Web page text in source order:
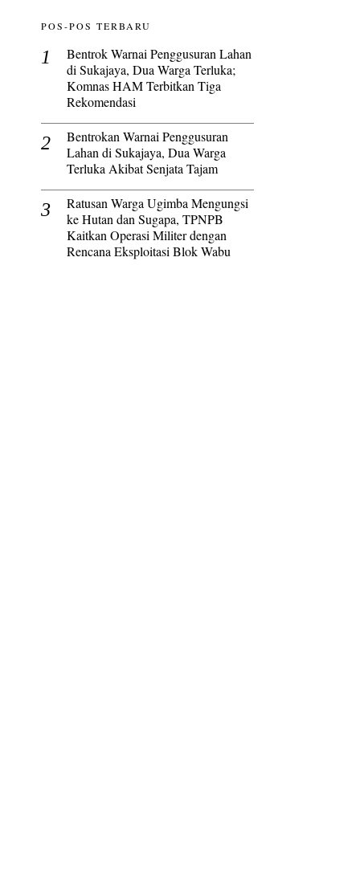
POS-POS TERBARU
Bentrok Warnai Penggusuran Lahan
di Sukajaya, Dua Warga Terluka;
Komnas HAM Terbitkan Tiga
Rekomendasi
Bentrokan Warnai Penggusuran
Lahan di Sukajaya, Dua Warga
Terluka Akibat Senjata Tajam
Ratusan Warga Ugimba Mengungsi
ke Hutan dan Sugapa, TPNPB
Kaitkan Operasi Militer dengan
Rencana Eksploitasi Blok Wabu